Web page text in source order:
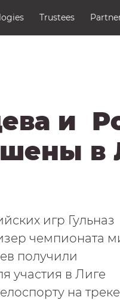
Trustees
и
игр Гульназ
чемпионата
получили
участия в Лиге
на